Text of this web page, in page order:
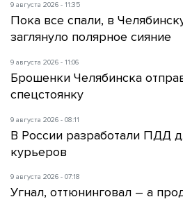
9 августа 2026 - 11:35
Пока все спали, в
заглянуло полярное сияние
9 августа 2026 - 11:06
Брошенки Челябинска
спецстоянку
9 августа 2026 - 08:11
В России разработали ПДД
курьеров
9 августа 2026 - 07:18
Угнал, оттюнинговал – а